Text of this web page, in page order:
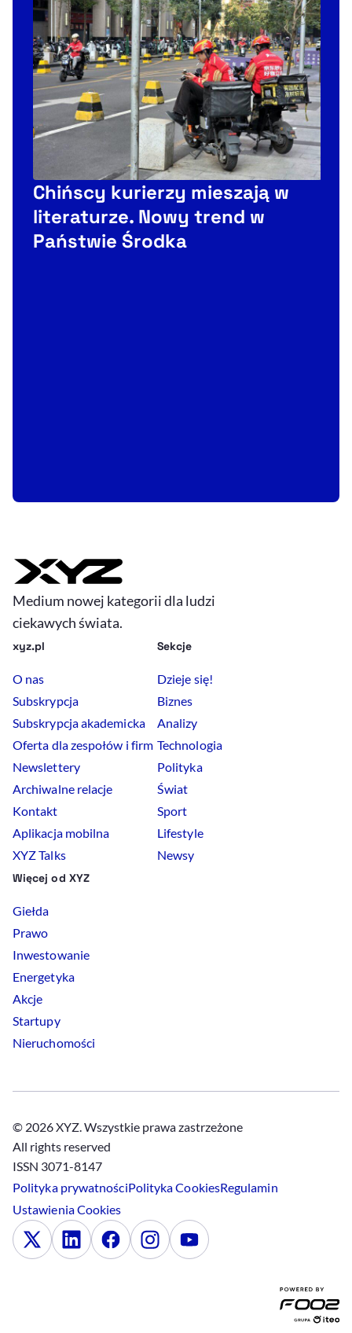
Chińscy kurierzy mieszają w
literaturze. Nowy trend w
Państwie Środka
Medium nowej kategorii dla ludzi
ciekawych świata.
xyz.pl
O nas
Subskrypcja
Subskrypcja akademicka
Oferta dla zespołów i firm
Newslettery
Archiwalne relacje
Kontakt
Aplikacja mobilna
XYZ Talks
Sekcje
Dzieje się!
Biznes
Analizy
Technologia
Polityka
Świat
Sport
Lifestyle
Newsy
Więcej od XYZ
Giełda
Prawo
Inwestowanie
Energetyka
Akcje
Startupy
Nieruchomości
© 2026 XYZ. Wszystkie prawa zastrzeżone
All rights reserved
ISSN 3071-8147
Polityka prywatnościPolitykaCookiesRegulamin
UstawieniaCookies
x LinkedinFacebookInstagramYoutube